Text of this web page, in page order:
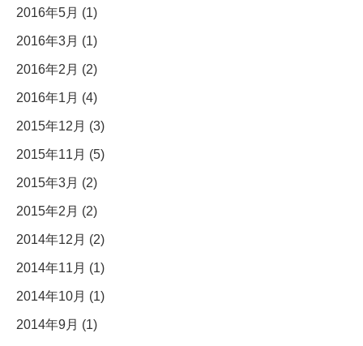
2016年5月 (1)
2016年3月 (1)
2016年2月 (2)
2016年1月 (4)
2015年12月 (3)
2015年11月 (5)
2015年3月 (2)
2015年2月 (2)
2014年12月 (2)
2014年11月 (1)
2014年10月 (1)
2014年9月 (1)